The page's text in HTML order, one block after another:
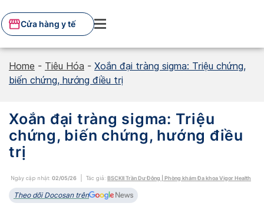
to
content
Cửa hàng y tế
Home - Tiêu Hóa - Xoắn đại tràng sigma: Triệu chứng,
biến chứng, hướng điều trị
Xoắn đại tràng sigma: Triệu
chứng, biến chứng, hướng điều
trị
Ngày cập nhật: 02/05/26 Tác giả: BSCKII Trần Dư Đông | Phòng khám Đa khoa Vigor Health
Theo dõi Docosan trên